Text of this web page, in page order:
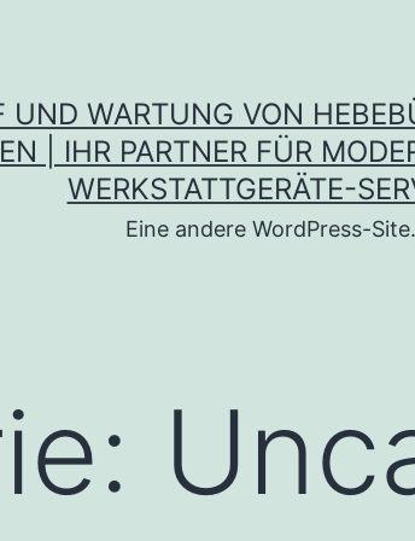
UND WARTUNG VON
| IHR PARTNER FÜR
WERKSTATTGERÄTE-
Eine andere WordPress-Site.